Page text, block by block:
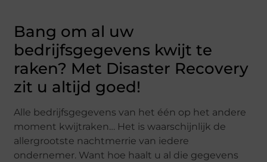
Bang om al uw
bedrijfsgegevens kwijt te
raken? Met Disaster Recovery
zit u altijd goed!
Alle bedrijfsgegevens van het één op het andere
moment kwijtraken… Het is waarschijnlijk de
allergrootste nachtmerrie van iedere
ondernemer. Want hoe haalt u al die gegevens